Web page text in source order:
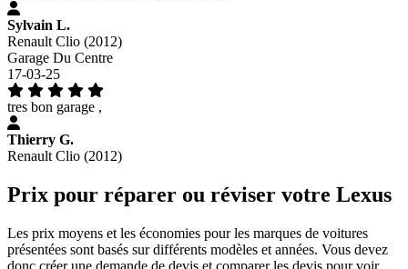
Sylvain L.
Renault Clio (2012)
Garage Du Centre
17-03-25
tres bon garage ,
Thierry G.
Renault Clio (2012)
Prix pour réparer ou réviser votre Lexus
Les prix moyens et les économies pour les marques de voitures
présentées sont basés sur différents modèles et années. Vous devez